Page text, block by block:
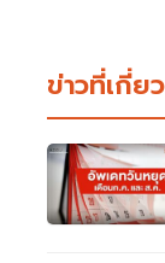
ข่าวที่เกี่ย